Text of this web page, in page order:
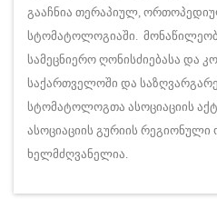
გააჩნია თერაპიულ,
სტომატოლოგიაში.
სამეცნიერო ღონისძიებასა და
საქართველოში და
სტომატოლოგთა ასოციაციის
ასოციაციის გურიის რეგიონული
ხელმძღვანელია.